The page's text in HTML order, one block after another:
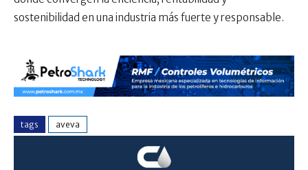
sostenibilidad en una industria más fuerte y responsable.
tags aveva